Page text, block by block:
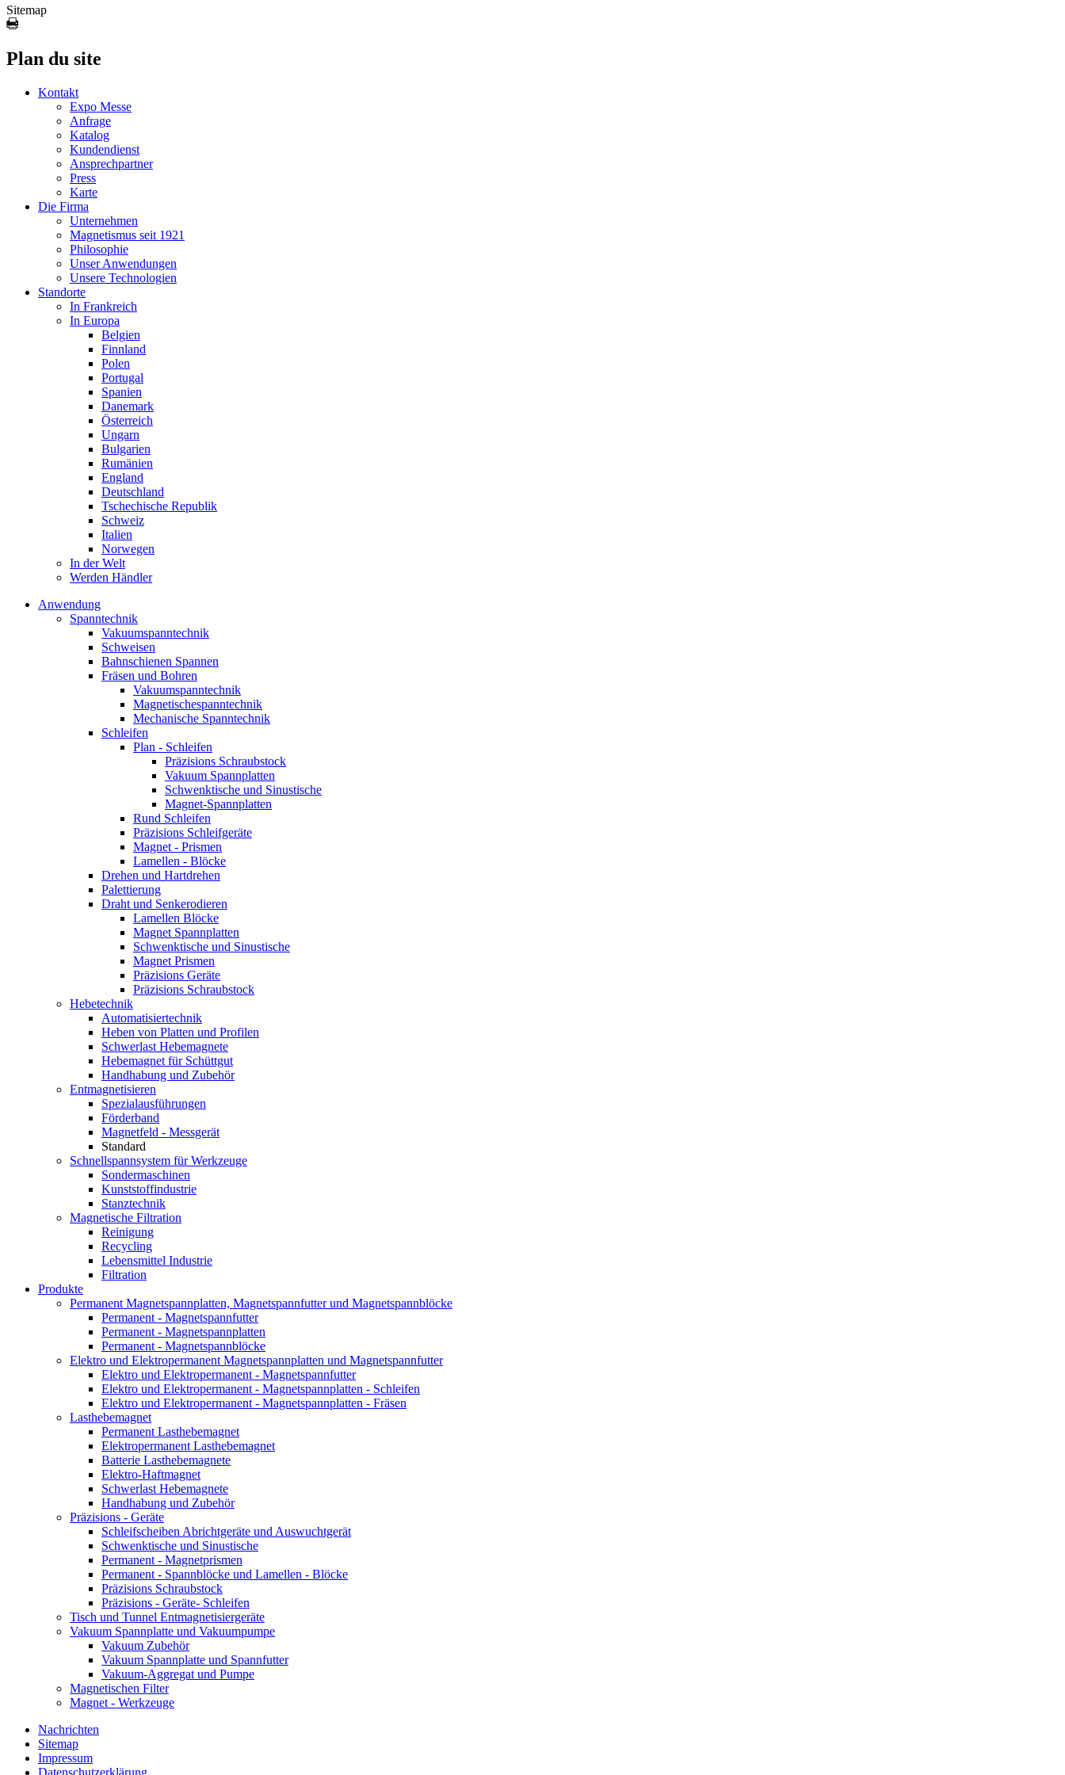
Sitemap
Plan du site
Kontakt
Expo Messe
Anfrage
Katalog
Kundendienst
Ansprechpartner
Press
Karte
Die Firma
Unternehmen
Magnetismus seit 1921
Philosophie
Unser Anwendungen
Unsere Technologien
Standorte
In Frankreich
In Europa
Belgien
Finnland
Polen
Portugal
Spanien
Danemark
Österreich
Ungarn
Bulgarien
Rumänien
England
Deutschland
Tschechische Republik
Schweiz
Italien
Norwegen
In der Welt
Werden Händler
Anwendung
Spanntechnik
Vakuumspanntechnik
Schweisen
Bahnschienen Spannen
Fräsen und Bohren
Vakuumspanntechnik
Magnetischespanntechnik
Mechanische Spanntechnik
Schleifen
Plan - Schleifen
Präzisions Schraubstock
Vakuum Spannplatten
Schwenktische und Sinustische
Magnet-Spannplatten
Rund Schleifen
Präzisions Schleifgeräte
Magnet - Prismen
Lamellen - Blöcke
Drehen und Hartdrehen
Palettierung
Draht und Senkerodieren
Lamellen Blöcke
Magnet Spannplatten
Schwenktische und Sinustische
Magnet Prismen
Präzisions Geräte
Präzisions Schraubstock
Hebetechnik
Automatisiertechnik
Heben von Platten und Profilen
Schwerlast Hebemagnete
Hebemagnet für Schüttgut
Handhabung und Zubehör
Entmagnetisieren
Spezialausführungen
Förderband
Magnetfeld - Messgerät
Standard
Schnellspannsystem für Werkzeuge
Sondermaschinen
Kunststoffindustrie
Stanztechnik
Magnetische Filtration
Reinigung
Recycling
Lebensmittel Industrie
Filtration
Produkte
Permanent Magnetspannplatten, Magnetspannfutter und Magnetspannblöcke
Permanent - Magnetspannfutter
Permanent - Magnetspannplatten
Permanent - Magnetspannblöcke
Elektro und Elektropermanent Magnetspannplatten und Magnetspannfutter
Elektro und Elektropermanent - Magnetspannfutter
Elektro und Elektropermanent - Magnetspannplatten - Schleifen
Elektro und Elektropermanent - Magnetspannplatten - Fräsen
Lasthebemagnet
Permanent Lasthebemagnet
Elektropermanent Lasthebemagnet
Batterie Lasthebemagnete
Elektro-Haftmagnet
Schwerlast Hebemagnete
Handhabung und Zubehör
Präzisions - Geräte
Schleifscheiben Abrichtgeräte und Auswuchtgerät
Schwenktische und Sinustische
Permanent - Magnetprismen
Permanent - Spannblöcke und Lamellen - Blöcke
Präzisions Schraubstock
Präzisions - Geräte- Schleifen
Tisch und Tunnel Entmagnetisiergeräte
Vakuum Spannplatte und Vakuumpumpe
Vakuum Zubehör
Vakuum Spannplatte und Spannfutter
Vakuum-Aggregat und Pumpe
Magnetischen Filter
Magnet - Werkzeuge
Nachrichten
Sitemap
Impressum
Datenschutzerklärung